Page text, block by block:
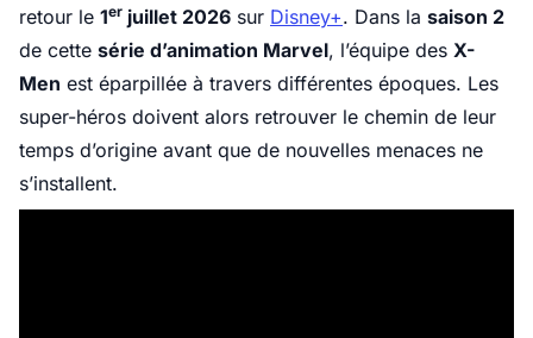
retour le 1er juillet 2026 sur Disney+. Dans la saison 2
de cette série d’animation Marvel, l’équipe des X-
Men est éparpillée à travers différentes époques. Les
super-héros doivent alors retrouver le chemin de leur
temps d’origine avant que de nouvelles menaces ne
s’installent.